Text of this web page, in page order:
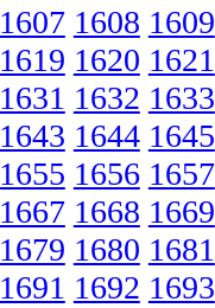
1607 1608 1609
1619 1620 1621
1631 1632 1633
1643 1644 1645
1655 1656 1657
1667 1668 1669
1679 1680 1681
1691 1692 1693